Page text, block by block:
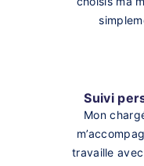
Suivi
Mon
travaille